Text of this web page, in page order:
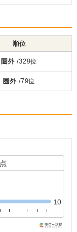
順位
圏外 /329位
圏外 /79位
点
10